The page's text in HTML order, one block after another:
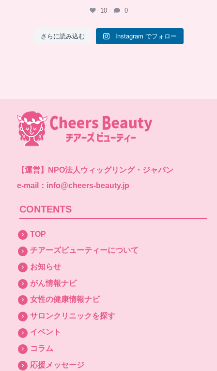
10 0
さらに読み込む Instagram でフォロー
【運営】
NPO法人ウィッグリング・ジャパン
e-mail：info@cheers-beauty.jp
CONTENTS
TOP
チアーズビューティーについて
お知らせ
がん情報ナビ
女性の健康情報ナビ
サロンクリニックを探す
イベント
コラム
応援メッセージ